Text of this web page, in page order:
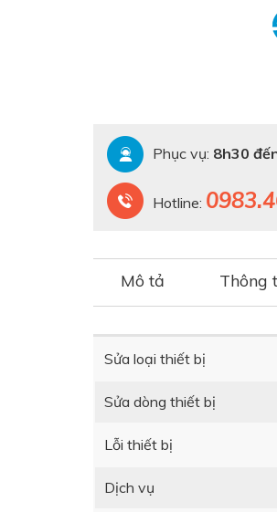
Phục vụ: 8h30
Hotline:
Mô tả Thông
Sửa loại thiết bị
Sửa dòng thiết bị
Lỗi thiết bị
Dịch vụ